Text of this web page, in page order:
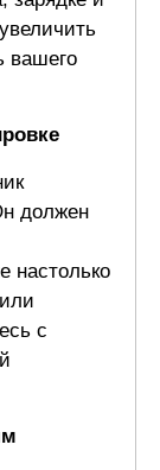
вашего
должен
настолько
с